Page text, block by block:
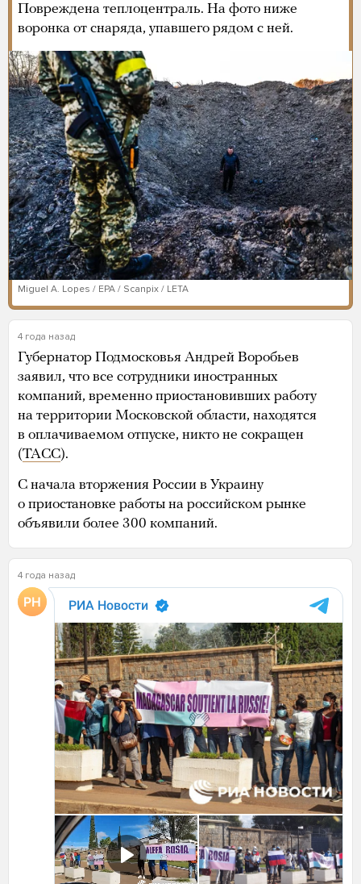
Повреждена теплоцентраль. На фото ниже
воронка от снаряда, упавшего рядом с ней.
Miguel A. Lopes / EPA / Scanpix / LETA
4 года назад
Губернатор Подмосковья Андрей Воробьев
заявил, что все сотрудники иностранных
компаний, временно приостановивших работу
на территории Московской области, находятся
в оплачиваемом отпуске, никто не сокращен
(ТАСС).
С начала вторжения России в Украину
о приостановке работы на российском рынке
объявили более 300 компаний.
4 года назад